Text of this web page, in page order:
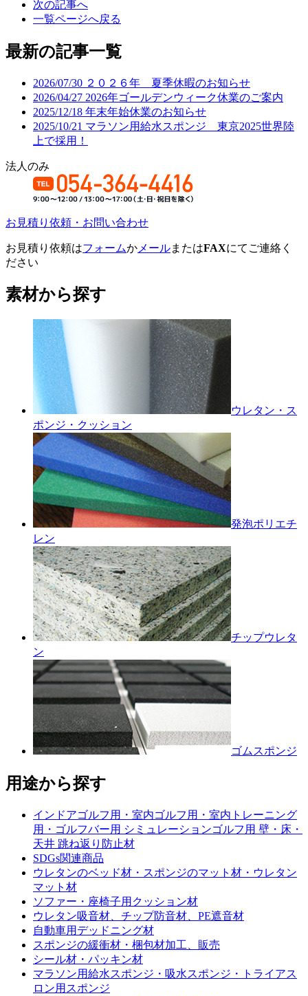
次の記事へ
一覧ページへ戻る
最新の記事一覧
2026/07/30 ２０２６年 夏季休暇のお知らせ
2026/04/27 2026年ゴールデンウィーク休業のご案内
2025/12/18 年末年始休業のお知らせ
2025/10/21 マラソン用給水スポンジ 東京2025世界陸
上で採用！
法人のみ
お見積り依頼・お問い合わせ
お見積り依頼はフォームか メールまたはFAXにてご連絡く
ださい
素材から探す
ウレタン・ス
ポンジ・クッション
発泡ポリエチ
レン
チップウレタ
ン
ゴムスポンジ
用途から探す
インドアゴルフ用・室内ゴルフ用・室内トレーニング
用・ゴルフバー用 シミュレーションゴルフ用 壁・床・
天井 跳ね返り防止材
SDGs関連商品
ウレタンのベッド材・スポンジのマット材・ウレタン
マット材
ソファー・座椅子用クッション材
ウレタン吸音材、チップ防音材、PE遮音材
自動車用デッドニング材
スポンジの緩衝材・梱包材加工、販売
シール材・パッキン材
マラソン用給水スポンジ・吸水スポンジ・トライアス
ロン用スポンジ